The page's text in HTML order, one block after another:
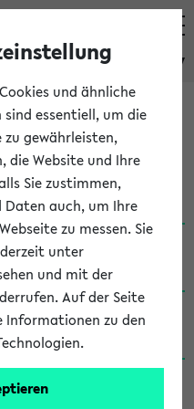
eKVV
Studies / B.A.
Studies / B.A.
Studies / B.A.
Studies / Ba
und ähnliche
sind essentiell, um die
gewährleisten,
die Website und Ihre
Sie zustimmen,
Daten auch, um Ihre
zu messen. Sie
unter
und mit der
Auf der Seite
Informationen zu den